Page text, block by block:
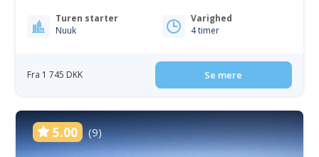
Turen starter
Nuuk
Varighed
4 timer
Fra 1 745 DKK Se mere
5.00 (9)